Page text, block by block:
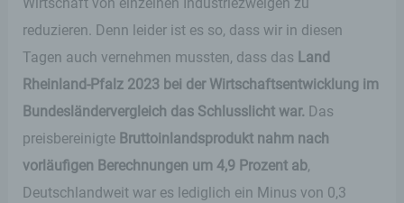
reduzieren. Denn leider ist es so, dass wir in diesen
Tagen auch vernehmen mussten, dass das Land
Rheinland-Pfalz 2023 bei der Wirtschaftsentwicklung im
Bundesländervergleich das Schlusslicht war. Das
preisbereinigte Bruttoinlandsprodukt nahm nach
vorläufigen Berechnungen um 4,9 Prozent ab,
Deutschlandweit war es lediglich ein Minus von 0,3